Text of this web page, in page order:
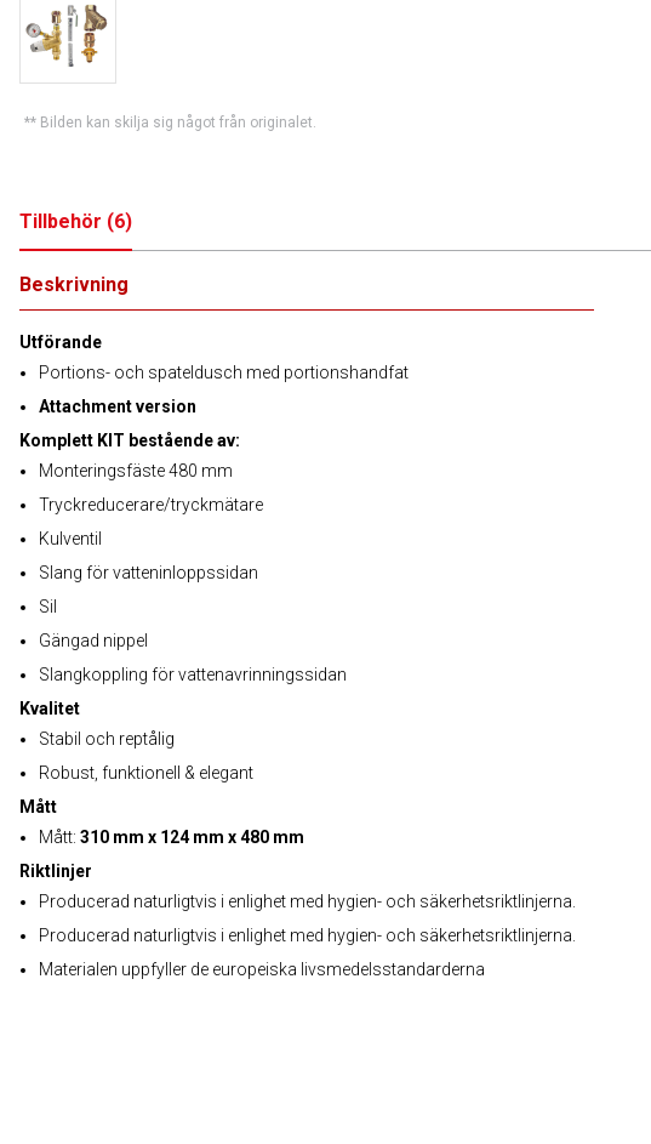
** Bilden kan skilja sig något från originalet.
Tillbehör (6)
Beskrivning
Utförande
Portions- och spateldusch med portionshandfat
Attachment version
Komplett KIT bestående av:
Monteringsfäste 480 mm
Tryckreducerare/tryckmätare
Kulventil
Slang för vatteninloppssidan
Sil
Gängad nippel
Slangkoppling för vattenavrinningssidan
Kvalitet
Stabil och reptålig
Robust, funktionell & elegant
Mått
Mått: 310 mm x 124 mm x 480 mm
Riktlinjer
Producerad naturligtvis i enlighet med hygien- och säkerhetsriktlinjerna.
Producerad naturligtvis i enlighet med hygien- och säkerhetsriktlinjerna.
Materialen uppfyller de europeiska livsmedelsstandarderna